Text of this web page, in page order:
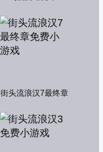
街头流浪汉7最终章